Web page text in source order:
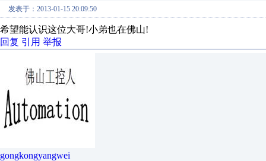
发表于：2013-01-15 20:09:50
希望能认识这位大哥!小弟也在佛山!
回复 引用 举报
gongkongyangwei